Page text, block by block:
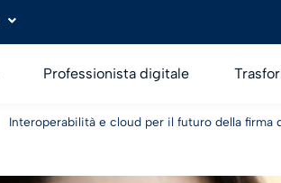
Professionista digitale
Interoperabilità e cloud per il futuro della firma